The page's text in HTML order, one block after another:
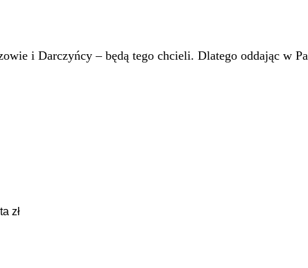
i Darczyńcy – będą tego chcieli. Dlatego oddając w